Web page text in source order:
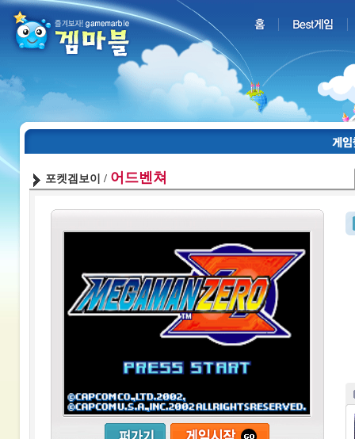
포켓겜보이 / 어드벤쳐